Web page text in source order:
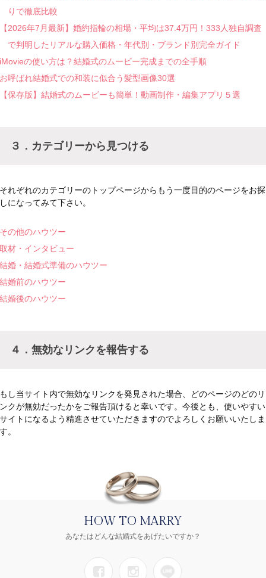
りで徹底比較
【2026年7月最新】婚約指輪の相場・平均は37.4万円！333人独自調査
で判明したリアルな購入価格・年代別・ブランド別完全ガイド
iMovieの使い方は？結婚式のムービー完成までの全手順
お呼ばれ結婚式での和装に似合う髪型画像30選
【保存版】結婚式のムービーも簡単！動画制作・編集アプリ５選
３．カテゴリーから見つける
それぞれのカテゴリーのトップページからもう一度目的のページをお探
しになってみて下さい。
その他のハウツー
取材・インタビュー
結婚・結婚式準備のハウツー
結婚前のハウツー
結婚後のハウツー
４．無効なリンクを報告する
もし当サイト内で無効なリンクを発見された場合、どのページのどのリ
ンクが無効だったかをご報告頂けると幸いです。今後とも、使いやすい
サイトになるよう精進させていただきますのでよろしくお願いいたしま
す。
HOW TO MARRY
あなたはどんな結婚式をあげたいですか？